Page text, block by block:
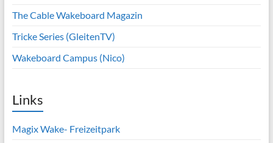
The Cable Wakeboard Magazin
Tricke Series (GleitenTV)
Wakeboard Campus (Nico)
Links
Magix Wake- Freizeitpark